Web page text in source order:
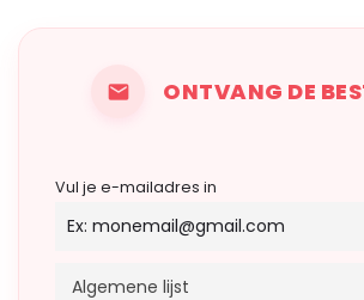
ONTVANG DE
Vul je e-mailadres in